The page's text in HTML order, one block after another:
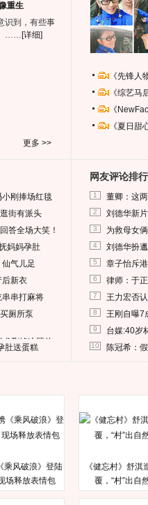
重生
识到，有些事
…… [详细]
更多 >>
《先锋
《综艺
《
《夏日
小刚捧场红毯
街有派头
答全场大笑！
妈妈孕肚
气儿足
后新衣
串串打麻将
厕所泵
删掉这照片
肚送蛋糕
网友评论排行
1 董卿：这
2 刘德华新
3 为救母女
4 刘德华扮
5 章子怡斥
6 律师：于
7 王力宏否
8 王刚自曝7
9 台媒:40岁
10 陈冠希：
乘风破浪》登陆
场释放表情包
《健忘村》舒淇
覆，“村”出自